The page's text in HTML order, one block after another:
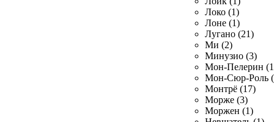
Локо (1)
Лоне (1)
Лугано (21)
Ми (2)
Минузио (3)
Мон-Пелерин
Мон-Сюр-Роль
Монтрё (17)
Морже (3)
Моржен (1)